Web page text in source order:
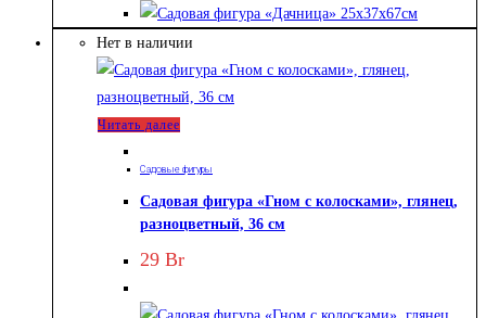
Нет в наличии
Читать далее
Садовые фигуры
Садовая фигура «Гном с колосками», глянец,
разноцветный, 36 см
29 Br